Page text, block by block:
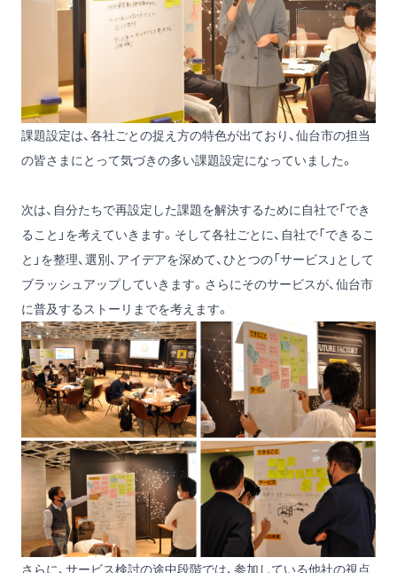
課題設定は、各社ごとの捉え方の特色が出ており、仙台市の担当
の皆さまにとって気づきの多い課題設定になっていました。
次は、自分たちで再設定した課題を解決するために自社で「でき
ること」を考えていきます。そして各社ごとに、自社で「できるこ
と」を整理、選別、アイデアを深めて、ひとつの「サービス」として
ブラッシュアップしていきます。さらにそのサービスが、仙台市
に普及するストーリまでを考えます。
さらに、サービス検討の途中段階では、参加している他社の視点